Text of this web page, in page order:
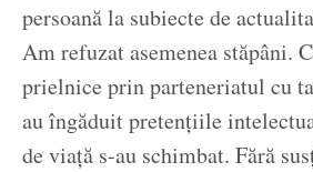
persoană la subiecte de
Am refuzat asemenea stăpâni.
prielnice prin parteneriatul cu
au îngăduit pretențiile
de viață s-au schimbat. Fără